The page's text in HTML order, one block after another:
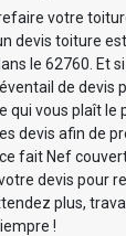
votre
devis toiture
le 62760. Et
de devis
qui vous plaît le
devis afin de
fait Nef
devis pour
plus,
!